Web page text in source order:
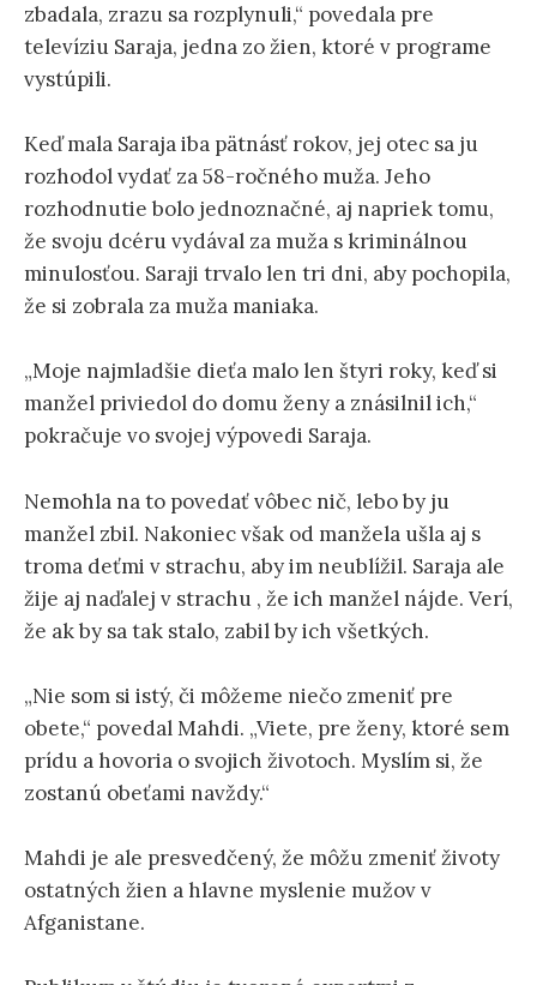
zbadala, zrazu sa rozplynuli,“ povedala pre
televíziu Saraja, jedna zo žien, ktoré v programe
vystúpili.
Keď mala Saraja iba pätnásť rokov, jej otec sa ju
rozhodol vydať za 58-ročného muža. Jeho
rozhodnutie bolo jednoznačné, aj napriek tomu,
že svoju dcéru vydával za muža s kriminálnou
minulosťou. Saraji trvalo len tri dni, aby pochopila,
že si zobrala za muža maniaka.
„Moje najmladšie dieťa malo len štyri roky, keď si
manžel priviedol do domu ženy a znásilnil ich,“
pokračuje vo svojej výpovedi Saraja.
Nemohla na to povedať vôbec nič, lebo by ju
manžel zbil. Nakoniec však od manžela ušla aj s
troma deťmi v strachu, aby im neublížil. Saraja ale
žije aj naďalej v strachu , že ich manžel nájde. Verí,
že ak by sa tak stalo, zabil by ich všetkých.
„Nie som si istý, či môžeme niečo zmeniť pre
obete,“ povedal Mahdi. „Viete, pre ženy, ktoré sem
prídu a hovoria o svojich životoch. Myslím si, že
zostanú obeťami navždy.“
Mahdi je ale presvedčený, že môžu zmeniť životy
ostatných žien a hlavne myslenie mužov v
Afganistane.